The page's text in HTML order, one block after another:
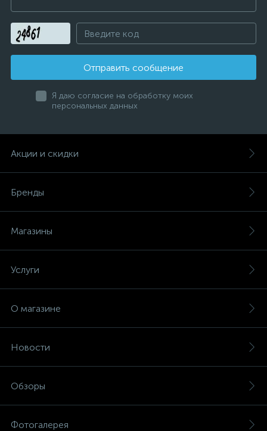
Отправить сообщение
Я даю согласие на обработку моих
персональных данных
Акции и скидки
Бренды
Магазины
Услуги
О магазине
Новости
Обзоры
Фотогалерея